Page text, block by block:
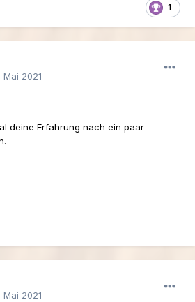
1
Mai 2021
deine Erfahrung nach ein paar
Mai 2021